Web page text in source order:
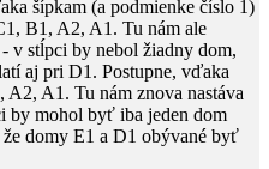
šípkam (a podmienke číslo 1​)
B1, A2, A1. Tu nám ale
v stĺpci by nebol žiadny dom,
aj pri D1. Postupne, vďaka
A1. Tu nám znova nastáva
by mohol byť iba jeden dom
domy E1 a D1 obývané byť